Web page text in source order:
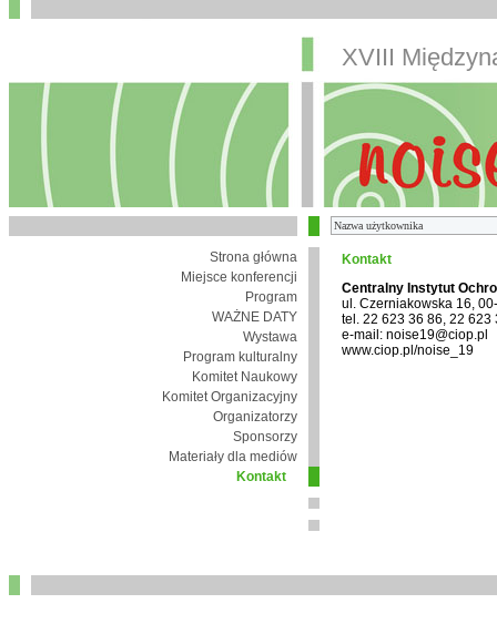
XVIII
Strona główna
Miejsce konferencji
Program
WAŻNE DATY
Wystawa
Program kulturalny
Komitet Naukowy
Komitet Organizacyjny
Organizatorzy
Sponsorzy
Materiały dla mediów
Kontakt
Kontakt
Centralny Instytut
ul. Czerniakowska 16,
tel. 22 623 36 86, 22 623
e-mail: noise19@ciop.pl
www.ciop.pl/noise_19